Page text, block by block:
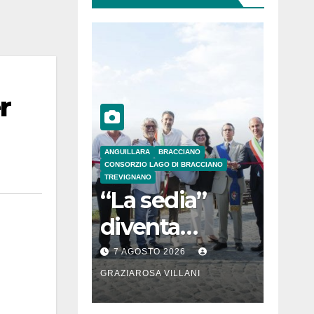
ANGUILLARA
BRACCIANO
CONSORZIO LAGO DI BRACCIANO
TREVIGNANO
“La sedia”
diventa
Belvedere sul
lago di
Bracciano: ieri
7 AGOSTO 2026
GRAZIAROSA VILLANI